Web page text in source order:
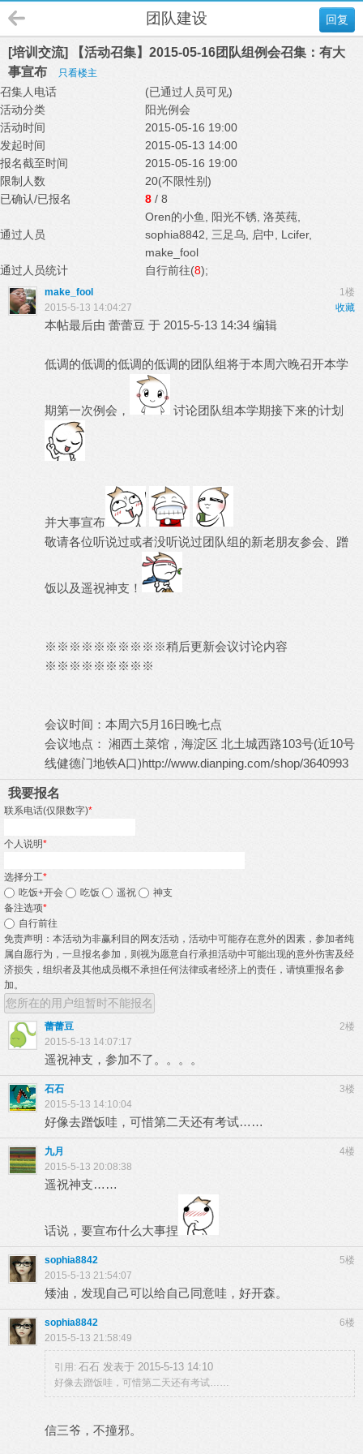
回复
团队建设
[培训交流] 【活动召集】2015-05-16团队组例会召集：有大
事宣布
只看楼主
召集人电话
(已通过人员可见)
活动分类
阳光例会
活动时间
2015-05-16 19:00
发起时间
2015-05-13 14:00
报名截至时间
2015-05-16 19:00
限制人数
20(不限性别)
已确认/已报名
8 / 8
通过人员
Oren的小鱼 阳光不锈 洛英莼
sophia8842
三足乌 启中 Lcifer,
make_fool
通过人员统计
自行前往(8);
1楼
make_fool
收藏
2015-5-13 14:04:27
本帖最后由 蕾蕾豆 于 2015-5-13 14:34 编辑
低调的低调的低调的低调的团队组将于本周六晚召开本学
期第一次例会， 讨论团队组本学期接下来的计划
并大事宣布
敬请各位听说过或者没听说过团队组的新老朋友参会、蹭
饭以及遥祝神支！
※※※※※※※※※※稍后更新会议讨论内容
※※※※※※※※※
会议时间：本周六5月16日晚七点
会议地点： 湘西土菜馆，海淀区 北土城西路103号(近10号
线健德门地铁A口)http://www.dianping.com/shop/3640993
我要报名
联系电话(仅限数字)*
个人说明*
选择分工*
吃饭+开会
吃饭 遥祝
神支
备注选项*
自行前往
免责声明：本活动为非赢利目的网友活动，活动中可能存在意外的因素，参加者纯
属自愿行为，一旦报名参加，则视为愿意自行承担活动中可能出现的意外伤害及经
济损失，组织者及其他成员概不承担任何法律或者经济上的责任，请慎重报名参
加。
您所在的用户组暂时不能报名
2楼
蕾蕾豆
2015-5-13 14:07:17
遥祝神支，参加不了。。。。
3楼
石石
2015-5-13 14:10:04
好像去蹭饭哇，可惜第二天还有考试……
4楼
九月
2015-5-13 20:08:38
遥祝神支……
话说，要宣布什么大事捏
5楼
sophia8842
2015-5-13 21:54:07
矮油，发现自己可以给自己同意哇，好开森。
6楼
sophia8842
2015-5-13 21:58:49
引用: 石石 发表于 2015-5-13 14:10
好像去蹭饭哇，可惜第二天还有考试……
信三爷，不撞邪。